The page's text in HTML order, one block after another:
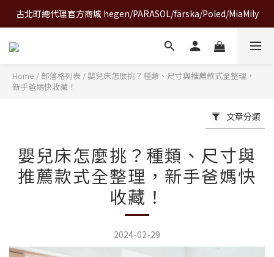
A World of Wonder 奇想世界特展｜套票熱賣中
古北町總代理官方商城 hegen/PARASOL/färska/Poled/MiaMily
A World of Wonder 奇想世界特展｜套票熱賣中
Home / 部落格列表 / 嬰兒床怎麼挑？種類、尺寸與推薦款式全整理，
新手爸媽快收藏！
文章分類
嬰兒床怎麼挑？種類、尺寸與
推薦款式全整理，新手爸媽快
收藏！
2024-02-29